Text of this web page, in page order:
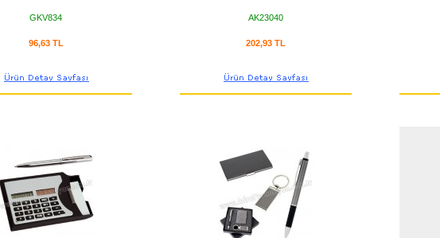
GKV834
96,63 TL
AK23040
202,93 TL